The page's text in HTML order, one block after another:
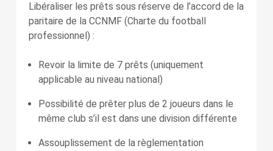
Libéraliser les prêts sous réserve de l’accord de la
paritaire de la CCNMF (Charte du football
professionnel) :
Revoir la limite de 7 prêts (uniquement
applicable au niveau national)
Possibilité de prêter plus de 2 joueurs dans le
même club s’il est dans une division différente
Assouplissement de la règlementation